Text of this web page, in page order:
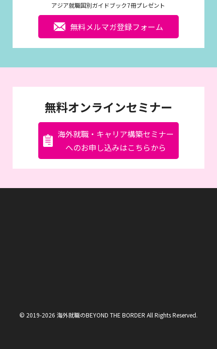
アジア就職国別ガイドブック7冊プレゼント
無料メルマガ登録フォーム
無料オンラインセミナー
海外就職・キャリア構築セミナー
へのお申し込みはこちらから
© 2019-2026 海外就職のBEYOND THE BORDER All Rights Reserved.